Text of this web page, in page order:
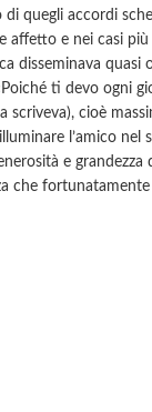
di quegli accordi
affetto e nei casi
disseminava quasi
ti devo ogni
scriveva), cioè
l’amico nel
e grandezza
che